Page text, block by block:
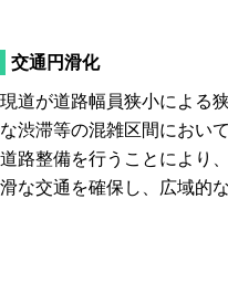
交通円滑化
現道が道路幅員狭小による
な渋滞等の混雑区間におい
道路整備を行うことにより
滑な交通を確保し、広域的